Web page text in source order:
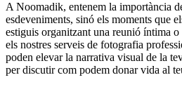
A Noomadik, entenem la importància
esdeveniments, sinó els moments que
estiguis organitzant una reunió íntima
els nostres serveis de fotografia
poden elevar la narrativa visual de la
per discutir com podem donar vida al